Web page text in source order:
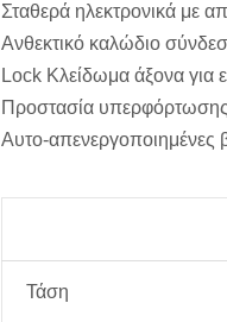
Σταθερά ηλεκτρονικά με
Ανθεκτικό καλώδιο
Lock Κλείδωμα άξονα για
Προστασία
Αυτο-απενεργοποιημένες
Τάση